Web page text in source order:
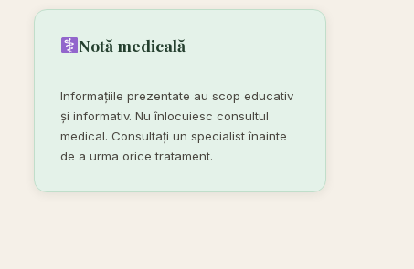
Notă medicală
Informațiile prezentate au scop educativ
și informativ. Nu înlocuiesc consultul
medical. Consultați un specialist înainte
de a urma orice tratament.